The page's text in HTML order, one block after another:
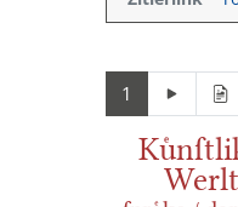
1
Werlt